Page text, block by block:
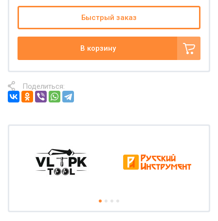
В корзину
Быстрый заказ
Поделиться: